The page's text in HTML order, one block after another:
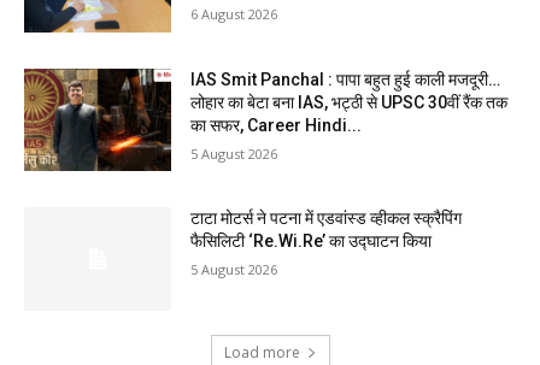
6 August 2026
IAS Smit Panchal : पापा बहुत हुई काली मजदूरी…
लोहार का बेटा बना IAS, भट्ठी से UPSC 30वीं रैंक तक
का सफर, Career Hindi...
5 August 2026
टाटा मोटर्स ने पटना में एडवांस्ड व्हीकल स्क्रैपिंग
फैसिलिटी ‘Re.Wi.Re’ का उद्घाटन किया
5 August 2026
Load more